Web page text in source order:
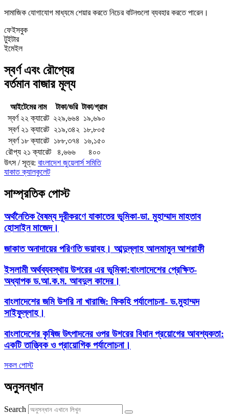
সামাজিক যোগাযোগ মাধ্যমে শেয়ার করতে নিচের বাটনগুলো ব্যবহার করতে পারেন।
ফেইসবুক
টুইটার
ইমেইল
স্বর্ণ এবং রৌপ্যের
বর্তমান বাজার মূল্য
আইটেমের নাম টাকা/ভরি টাকা/গ্রাম
স্বর্ণ ২২ ক্যারেট ২২৯,৬৬৪ ১৯,৬৯০
স্বর্ণ ২১ ক্যারেট
২১৯,৩৪২ ১৮,৮০৫
স্বর্ণ ১৮ ক্যারেট
১৮৮,৩৭৪ ১৬,১৫০
রৌপ্য ২১ ক্যারেট
৪,৬৬৬
৪০০
উৎস / সূত্র: বাংলাদেশ জুয়েলার্স সমিতি
যাকাত ক্যালকুলেট
সাম্প্রতিক পোস্ট
অর্থনৈতিক বৈষম্য দূরীকরণে যাকাতের ভূমিকা-ডা. মুহাম্মাদ মাহতাব
হোসাইন মাজেদ।
জাকাত অনাদায়ের পরিণতি ভয়াবহ। আব্দুল্লাহ আলমামুন আশরাফী
ইসলামী অর্থব্যবস্থায় উশরের এর ভূমিকা:বাংলাদেশের প্রেক্ষিত-
অধ্যাপক ড.আ.ক.ম. আবদুল কাদের।
বাংলাদেশের জমি উশরি না খারাজি: ফিকহি পর্যালোচনা- ড.মুহাম্মদ
সাইফুল্লাহ।
বাংলাদেশের কৃষিজ উৎপাদনের ওপর উশরের বিধান প্রয়োগের আবশ্যকতা:
একটি তাত্ত্বিক ও প্রায়োগিক পর্যালোচনা।
সকল পোস্ট
অনুসন্ধান
Search